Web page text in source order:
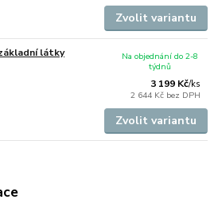
Zvolit variantu
látky
3 199 Kč/ks
2 644 Kč bez DPH
Na objednání do 2-8
týdnů
Zvolit variantu